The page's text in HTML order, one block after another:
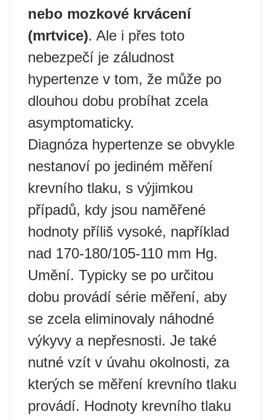
nebo mozkové krvácení
(mrtvice). Ale i přes toto
nebezpečí je záludnost
hypertenze v tom, že může po
dlouhou dobu probíhat zcela
asymptomaticky.
Diagnóza hypertenze se obvykle
nestanoví po jediném měření
krevního tlaku, s výjimkou
případů, kdy jsou naměřené
hodnoty příliš vysoké, například
nad 170-180/105-110 mm Hg.
Umění. Typicky se po určitou
dobu provádí série měření, aby
se zcela eliminovaly náhodné
výkyvy a nepřesnosti. Je také
nutné vzít v úvahu okolnosti, za
kterých se měření krevního tlaku
provádí. Hodnoty krevního tlaku